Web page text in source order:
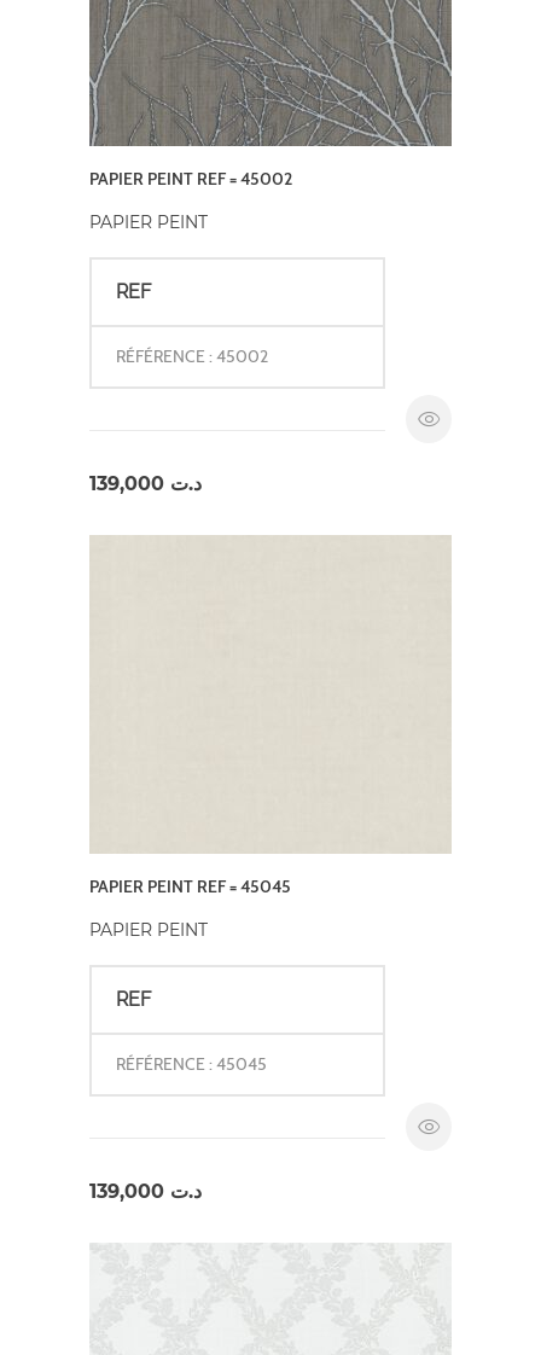
PAPIER PEINT REF = 45002
PAPIER PEINT
REF
RÉFÉRENCE : 45002
د.ت
PAPIER PEINT REF = 45045
PAPIER PEINT
REF
RÉFÉRENCE : 45045
د.ت